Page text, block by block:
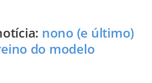
nono (e último)
do modelo